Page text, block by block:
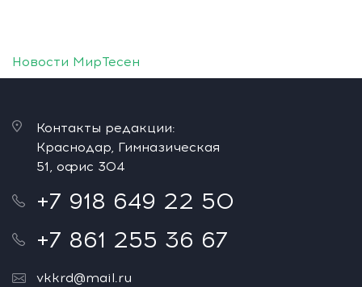
Новости МирТесен
Контакты редакции:
Краснодар, Гимназическая
51, офис 304
+7 918 649 22 50
+7 861 255 36 67
vkkrd@mail.ru